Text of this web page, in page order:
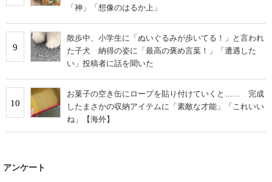
「神」「想像のはるか上」
9
散歩中、小学生に「ぬいぐるみが歩いてる！」と言われ
た子犬 納得の姿に「最高の褒め言葉！」「遭遇した
い」投稿者に話を聞いた
10
お菓子の空き缶にロープを貼り付けていくと…… 完成
したまさかの収納アイテムに「素敵な才能」「これいい
ね」【海外】
アンケート